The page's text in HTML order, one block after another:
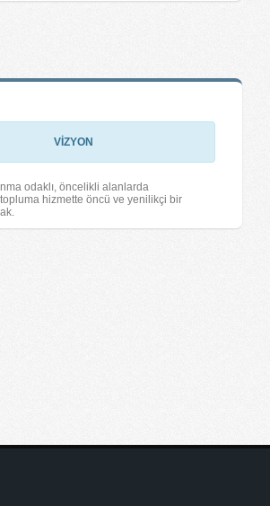
VİZYON
odaklı, öncelikli alanlarda
hizmette öncü ve yenilikçi bir